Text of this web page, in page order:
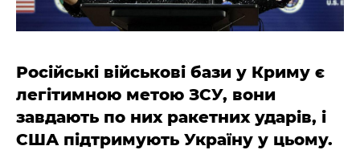
Російські військові бази у Криму є
легітимною метою ЗСУ, вони
завдають по них ракетних ударів, і
США підтримують Україну у цьому.